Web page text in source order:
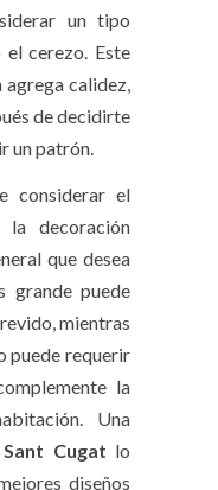
un tipo
cerezo. Este
agrega calidez,
de decidirte
un patrón.
considerar el
la decoración
que desea
grande puede
mientras
puede requerir
la
Una
Cugat lo
diseños